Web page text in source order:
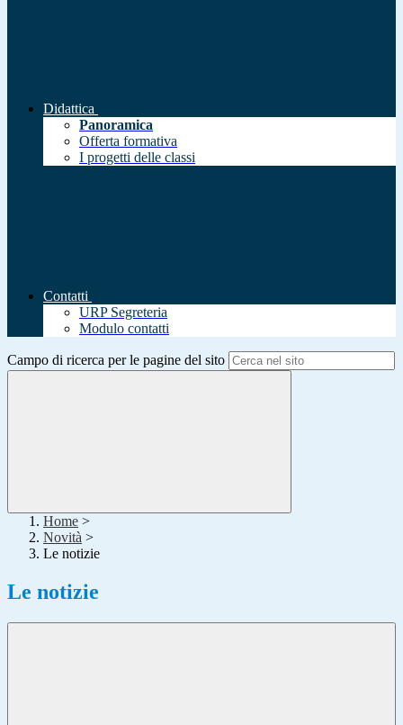
Didattica
Panoramica
Offerta formativa
I progetti delle classi
Contatti
URP Segreteria
Modulo contatti
Campo di ricerca per le pagine del sito
Home >
Novità >
Le notizie
Le notizie